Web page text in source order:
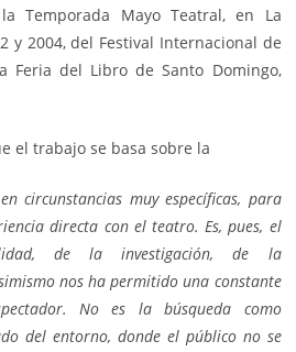
Temporada Mayo Teatral, en La
y 2004, del Festival Internacional de
Feria del Libro de Santo Domingo,
el trabajo se basa sobre la
circunstancias muy específicas, para
directa con el teatro. Es, pues, el
de la investigación, de la
nos ha permitido una constante
No es la búsqueda como
del entorno, donde el público no se